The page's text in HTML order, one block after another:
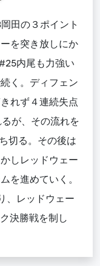
田の３ポイント
を突き放しにか
内尾も力強い
く。ディフェン
れず４連続失点
が、その流れを
切る。その後は
しレッドウェー
を進めていく。
、レッドウェー
決勝戦を制し